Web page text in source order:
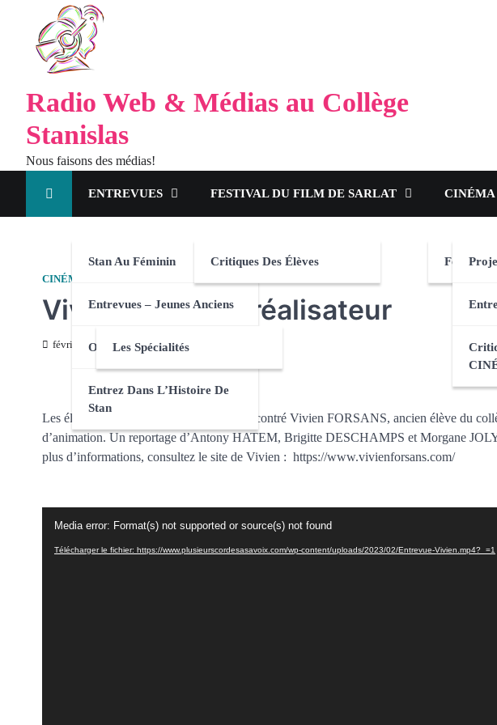
Radio Web & Médias au Collège
Stanislas
Nous faisons des médias!
ENTREVUES
Stan Au Féminin
Entrevues – Jeunes Anciens
Orientation
Les Spécialités
Entrez Dans L’Histoire De
Stan
FESTIVAL DU FILM DE SARLAT
Critiques Des Élèves
CINÉMA
Festival
CINÉMA
Vivien Forsans, réalisateur
février 11, 2023
Les élèves de 1e spécialité cinéma ont rencontré Vivien FORSANS, ancien élève du
d’animation. Un reportage d’Antony HATEM, Brigitte DESCHAMPS et Morgane
plus d’informations, consultez le site de Vivien : https://www.vivienforsans.com/
Media error: Format(s) not supported or source(s) not found
Télécharger le fichier: https://www.plusieurscordesasavoix.com/wp-content/uploads/2023/02/Entrevue-Vivien.mp4?_=1